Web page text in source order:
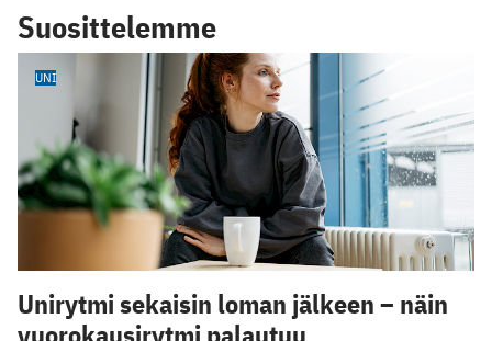
Suosittelemme
UNI
Unirytmi sekaisin loman jälkeen – näin